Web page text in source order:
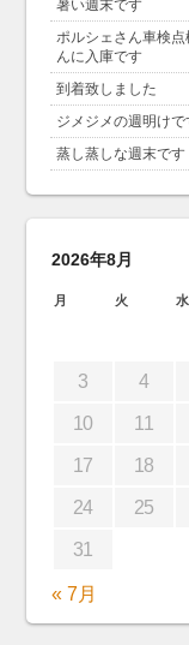
暑い週末です
ポルシェさん車検
んに入庫です
到着致しました
ジメジメの週明け
蒸し蒸しな週末です
2026年8月
月 火 水
3 4
10 11
17 18
24 25
31
« 7月